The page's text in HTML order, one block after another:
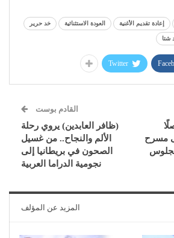
إعادة تقديم الأغنية العودة الاستثنائية خد حرير
شتا
Twitter
مسرح
القادم بوست
(ظافر العابدين) يروي رحلة
الألم والنجاح.. من غسيل
الصحون في بريطانيا إلى
نجومية الدراما العربية
المزيد عن المؤلف